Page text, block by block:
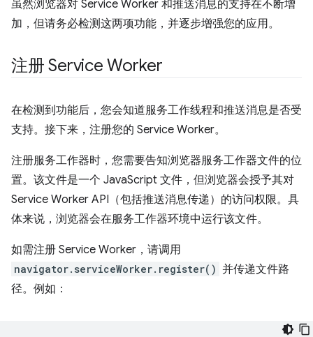
虽然浏览器对 Service Worker 和推送消息的支持在不断增
加，但请务必检测这两项功能，并逐步增强您的应用。
注册 Service Worker
在检测到功能后，您会知道服务工作线程和推送消息是否受
支持。接下来，注册您的 Service Worker。
注册服务工作器时，您需要告知浏览器服务工作器文件的位
置。该文件是一个 JavaScript 文件，但浏览器会授予其对
Service Worker API（包括推送消息传递）的访问权限。具
体来说，浏览器会在服务工作器环境中运行该文件。
如需注册 Service Worker，请调用
navigator.serviceWorker.register() 并传递文件路
径。例如：